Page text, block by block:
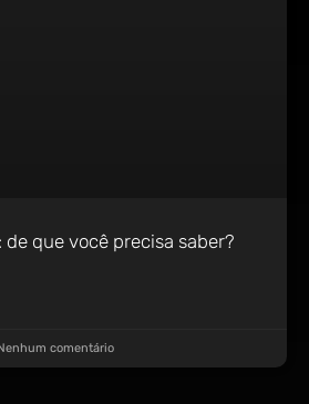
que você precisa saber?
comentário